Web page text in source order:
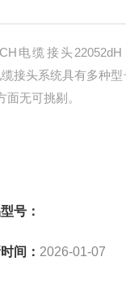
电缆接头
接头系统具有多种
面无可挑剔。
号：
间： 2026-01-07